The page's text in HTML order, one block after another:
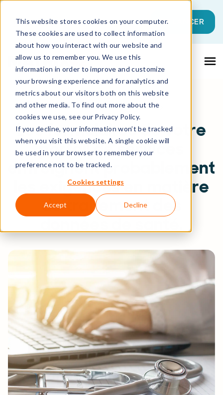
This website stores cookies on your computer.
These cookies are used to collect information
about how you interact with our website and
allow us to remember you. We use this
information in order to improve and customize
your browsing experience and for analytics and
metrics about our visitors both on this website
and other media. To find out more about the
cookies we use, see our Privacy Policy.
If you decline, your information won’t be tracked
when you visit this website. A single cookie will
be used in your browser to remember your
preference not to be tracked.
Cookies settings
Accept Decline
Il s'agit d'un champ de recherche
Il n'y a aucune suggestion car le champ
SE LANCER
Toutes les Ressources Blog
Les formulaires de votre
portail de services
enfreignent probablement
les exigences en matière
de traitement des
données de santé.